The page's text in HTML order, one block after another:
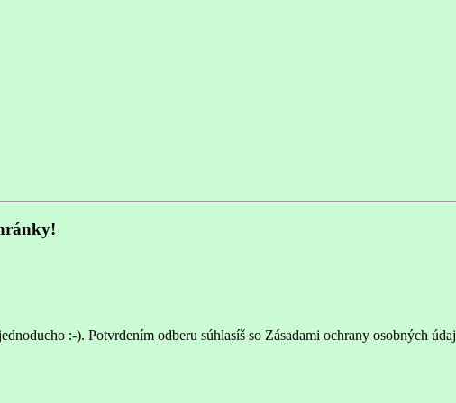
:-). Potvrdením odberu súhlasíš so Zásadami ochrany osobných